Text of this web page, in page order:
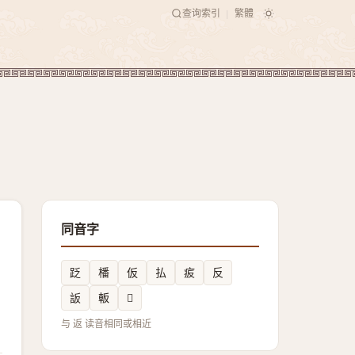
查询索引 繁體
同音字
䟪 橎 仮 払 㽹
反
䛀
䡊 𦜒
与 返 读音相同或相近